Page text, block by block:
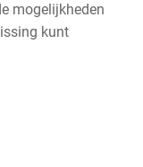
mogelijkheden
kunt